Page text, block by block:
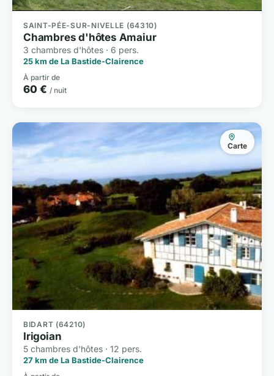
SAINT-PÉE-SUR-NIVELLE (64310)
Chambres d'hôtes Amaiur
3 chambres d'hôtes · 6 pers.
25 km de La Bastide-Clairence
À partir de
60 € / nuit
Carte
BIDART (64210)
Irigoian
5 chambres d'hôtes · 12 pers.
27 km de La Bastide-Clairence